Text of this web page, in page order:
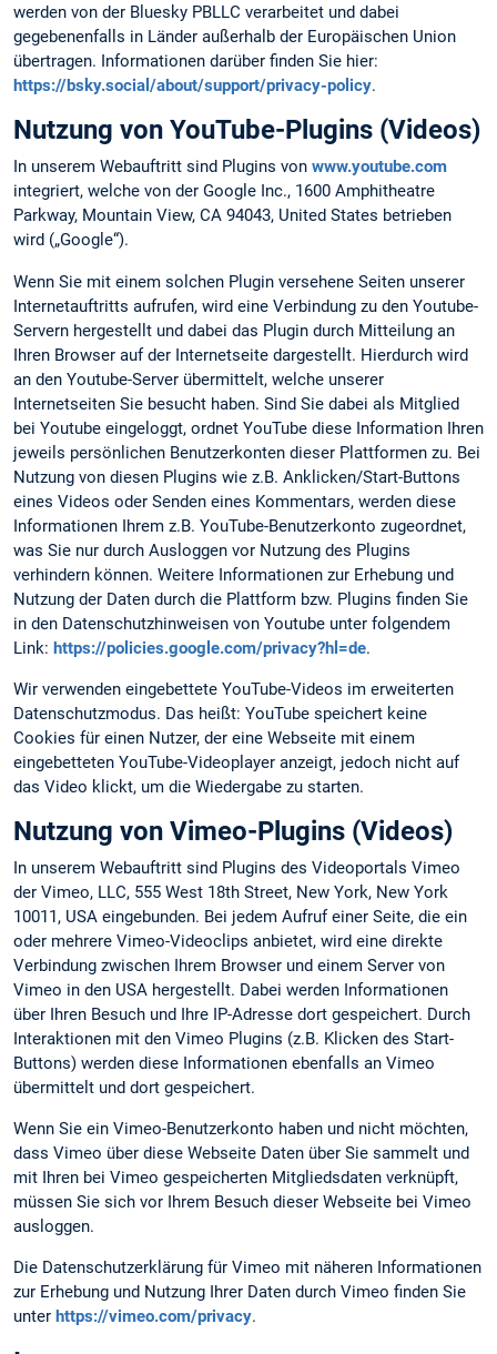
werden von der Bluesky PBLLC verarbeitet und dabei
gegebenenfalls in Länder außerhalb der Europäischen Union
übertragen. Informationen darüber finden Sie hier:
https://bsky.social/about/support/privacy-policy.
Nutzung von YouTube-Plugins (Videos)
In unserem Webauftritt sind Plugins von www.youtube.com
integriert, welche von der Google Inc., 1600 Amphitheatre
Parkway, Mountain View, CA 94043, United States betrieben
wird („Google“).
Wenn Sie mit einem solchen Plugin versehene Seiten unserer
Internetauftritts aufrufen, wird eine Verbindung zu den Youtube-
Servern hergestellt und dabei das Plugin durch Mitteilung an
Ihren Browser auf der Internetseite dargestellt. Hierdurch wird
an den Youtube-Server übermittelt, welche unserer
Internetseiten Sie besucht haben. Sind Sie dabei als Mitglied
bei Youtube eingeloggt, ordnet YouTube diese Information Ihren
jeweils persönlichen Benutzerkonten dieser Plattformen zu. Bei
Nutzung von diesen Plugins wie z.B. Anklicken/Start-Buttons
eines Videos oder Senden eines Kommentars, werden diese
Informationen Ihrem z.B. YouTube-Benutzerkonto zugeordnet,
was Sie nur durch Ausloggen vor Nutzung des Plugins
verhindern können. Weitere Informationen zur Erhebung und
Nutzung der Daten durch die Plattform bzw. Plugins finden Sie
in den Datenschutzhinweisen von Youtube unter folgendem
Link: https://policies.google.com/privacy?hl=de.
Wir verwenden eingebettete YouTube-Videos im erweiterten
Datenschutzmodus. Das heißt: YouTube speichert keine
Cookies für einen Nutzer, der eine Webseite mit einem
eingebetteten YouTube-Videoplayer anzeigt, jedoch nicht auf
das Video klickt, um die Wiedergabe zu starten.
Nutzung von Vimeo-Plugins (Videos)
In unserem Webauftritt sind Plugins des Videoportals Vimeo
der Vimeo, LLC, 555 West 18th Street, New York, New York
10011, USA eingebunden. Bei jedem Aufruf einer Seite, die ein
oder mehrere Vimeo-Videoclips anbietet, wird eine direkte
Verbindung zwischen Ihrem Browser und einem Server von
Vimeo in den USA hergestellt. Dabei werden Informationen
über Ihren Besuch und Ihre IP-Adresse dort gespeichert. Durch
Interaktionen mit den Vimeo Plugins (z.B. Klicken des Start-
Buttons) werden diese Informationen ebenfalls an Vimeo
übermittelt und dort gespeichert.
Wenn Sie ein Vimeo-Benutzerkonto haben und nicht möchten,
dass Vimeo über diese Webseite Daten über Sie sammelt und
mit Ihren bei Vimeo gespeicherten Mitgliedsdaten verknüpft,
müssen Sie sich vor Ihrem Besuch dieser Webseite bei Vimeo
ausloggen.
Die Datenschutzerklärung für Vimeo mit näheren Informationen
zur Erhebung und Nutzung Ihrer Daten durch Vimeo finden Sie
unter https://vimeo.com/privacy.